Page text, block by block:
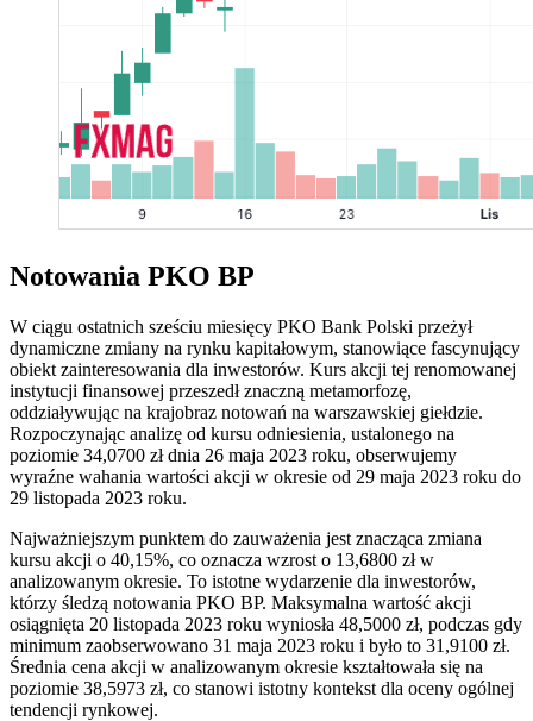
Notowania PKO BP
W ciągu ostatnich sześciu miesięcy PKO Bank Polski przeżył
dynamiczne zmiany na rynku kapitałowym, stanowiące fascynujący
obiekt zainteresowania dla inwestorów. Kurs akcji tej renomowanej
instytucji finansowej przeszedł znaczną metamorfozę,
oddziaływując na krajobraz notowań na warszawskiej giełdzie.
Rozpoczynając analizę od kursu odniesienia, ustalonego na
poziomie 34,0700 zł dnia 26 maja 2023 roku, obserwujemy
wyraźne wahania wartości akcji w okresie od 29 maja 2023 roku do
29 listopada 2023 roku.
Najważniejszym punktem do zauważenia jest znacząca zmiana
kursu akcji o 40,15%, co oznacza wzrost o 13,6800 zł w
analizowanym okresie. To istotne wydarzenie dla inwestorów,
którzy śledzą notowania PKO BP. Maksymalna wartość akcji
osiągnięta 20 listopada 2023 roku wyniosła 48,5000 zł, podczas gdy
minimum zaobserwowano 31 maja 2023 roku i było to 31,9100 zł.
Średnia cena akcji w analizowanym okresie kształtowała się na
poziomie 38,5973 zł, co stanowi istotny kontekst dla oceny ogólnej
tendencji rynkowej.